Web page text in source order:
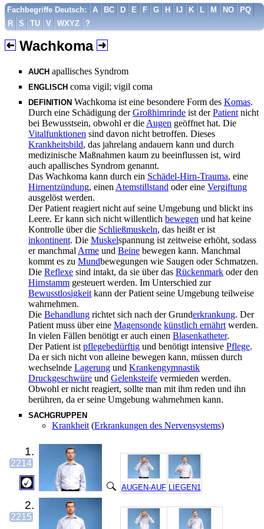
Fachbegriffe Deutsch: A BC D E F G H IJ K L M NO
PQ
R
S TU V WXYZ ?
Wachkoma
AUCH apallisches Syndrom
ENGLISCH coma vigil; vigil coma
DEFINITION Wachkoma ist eine besondere Form des Komas.
Durch eine Schädigung derGroßhirnrinde ist derPatient nicht
bei Bewusstsein, obwohl er die Augen geöffnet hat. Die
Vitalfunktionen sind davon nicht betroffen. Dieses
Krankheitsbild, das jahrelang andauern kann und durch
medizinische Maßnahmen kaum zu beeinflussen ist, wird
auch apallisches Syndrom genannt.
Das Wachkoma kann durch ein Schädel-Hirn-Trauma, eine
Hirnentzündung, einen Atemstillstand oder eine Vergiftung
ausgelöst werden.
Der Patient reagiert nicht auf seine Umgebung und blickt ins
Leere. Er kann sich nicht willentlich bewegen und hat keine
Kontrolle über die Schließmuskeln, das heißt er ist
inkontinent. Die Muskelspannung ist zeitweise erhöht, sodass
er manchmal Arme und Beine bewegen kann. Manchmal
kommt es zu Mundbewegungen wie Saugen oder Schmatzen.
Die Reflexe sind intakt, da sie über das Rückenmark oder den
Hirnstamm gesteuert werden. Im Unterschied zur
Bewusstlosigkeit kann der Patient seine Umgebung teilweise
wahrnehmen.
Die Behandlung richtet sich nach der Grunderkrankung. Der
Patient muss über eine Magensonde künstlich ernährt werden.
In vielen Fällen benötigt er auch einen Blasenkatheter.
Der Patient ist pflegebedürftig und benötigt intensive Pflege.
Da er sich nicht von alleine bewegen kann, müssen durch
wechselnde Lagerung und Krankengymnastik
Druckgeschwüre und Gelenksteife vermieden werden.
Obwohl er nicht reagiert, sollte man mit ihm reden und ihn
berühren, da er seine Umgebung wahrnehmen kann.
SACHGRUPPEN
Krankheit (Erkrankungen des Nervensystems)
1.
2214
AUGEN-AUF LIEGEN1
2.
2215